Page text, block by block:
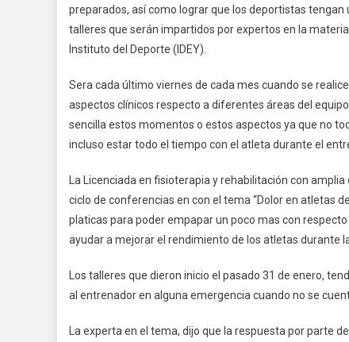
De
preparados, así como lograr que los deportistas
talleres que serán impartidos por expertos en la
Instituto del Deporte (IDEY).
Sera cada último viernes de cada mes cuando se
aspectos clínicos respecto a diferentes áreas del
sencilla estos momentos o estos aspectos ya que no
incluso estar todo el tiempo con el atleta durante el
La Licenciada en fisioterapia y rehabilitación con
ciclo de conferencias en con el tema “Dolor en atletas
platicas para poder empapar un poco mas con
ayudar a mejorar el rendimiento de los atletas durante
Los talleres que dieron inicio el pasado 31 de enero,
al entrenador en alguna emergencia cuando no se
La experta en el tema, dijo que la respuesta por parte